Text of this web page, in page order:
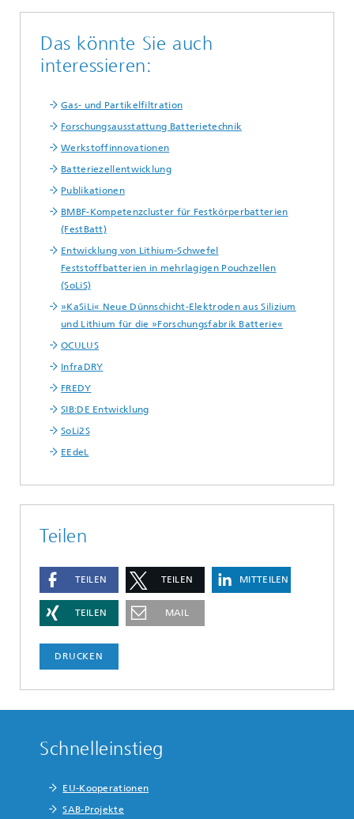
Das könnte Sie auch
interessieren:
Gas- und Partikelfiltration
Forschungsausstattung Batterietechnik
Werkstoffinnovationen
Batteriezellentwicklung
Publikationen
BMBF-Kompetenzcluster für Festkörperbatterien
(FestBatt)
Entwicklung von Lithium-Schwefel
Feststoffbatterien in mehrlagigen Pouchzellen
(SoLiS)
»KaSiLi« Neue Dünnschicht-Elektroden aus Silizium
und Lithium für die »Forschungsfabrik Batterie«
OCULUS
InfraDRY
FREDY
SIB:DE Entwicklung
SoLi2S
EEdeL
Teilen
TEILEN TEILEN MITTEILEN
TEILEN MAIL
DRUCKEN
Schnelleinstieg
EU-Kooperationen
SAB-Projekte